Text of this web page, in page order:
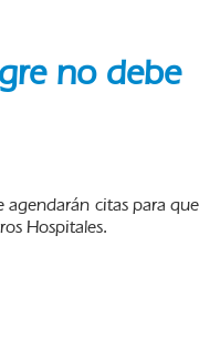
no debe
agendarán citas para que
Hospitales.